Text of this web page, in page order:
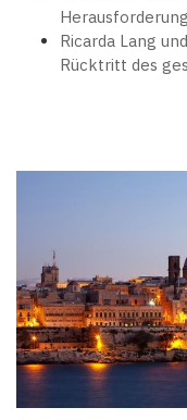
Ricarda Lang
Rücktritt des